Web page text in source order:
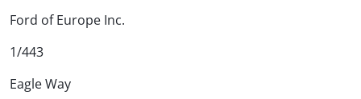
Ford of Europe Inc.
1/443
Eagle Way